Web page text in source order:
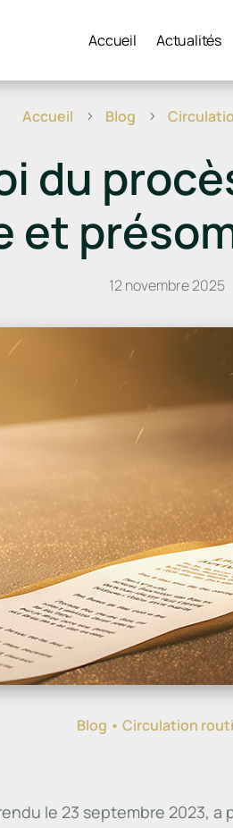
Accueil Actualités
Accueil 5 Blog 5
du
et
12 novembre 2025
Blog • Circulation
le 23 septembre 2023,